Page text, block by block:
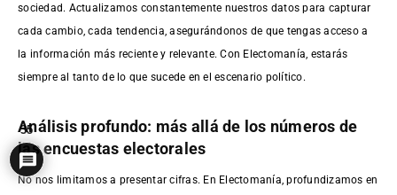
sociedad. Actualizamos constantemente nuestros datos para capturar
cada cambio, cada tendencia, asegurándonos de que tengas acceso a
la información más reciente y relevante. Con Electomanía, estarás
siempre al tanto de lo que sucede en el escenario político.
Análisis profundo: más allá de los números de
las encuestas electorales
No nos limitamos a presentar cifras. En Electomanía, profundizamos en
35